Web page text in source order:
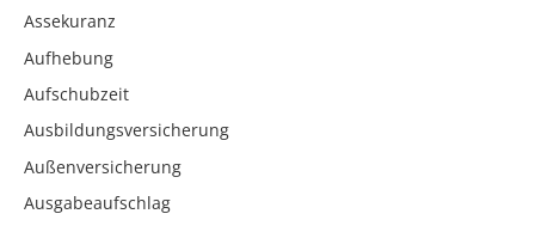
Assekuranz
Aufhebung
Aufschubzeit
Ausbildungsversicherung
Außenversicherung
Ausgabeaufschlag